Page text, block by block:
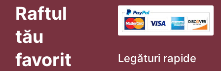
Raftul
tău
favorit
Legături rapide